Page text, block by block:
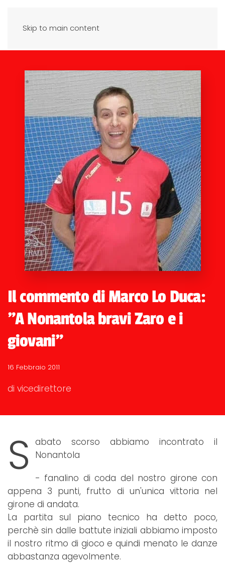
Skip to main content
Il commento di Marco Lo Duca:
"A Nonantola bravi Zaro e i
giovani"
16 Febbraio 2011
di vicedirettore
S abato scorso abbiamo incontrato il
Nonantola
- fanalino di coda del nostro girone con
appena 3 punti, frutto di un'unica vittoria nel
girone di andata.
La partita sul piano tecnico ha detto poco,
perchè sin dalle battute iniziali abbiamo imposto
il nostro ritmo di gioco e quindi menato le danze
abbastanza agevolmente.